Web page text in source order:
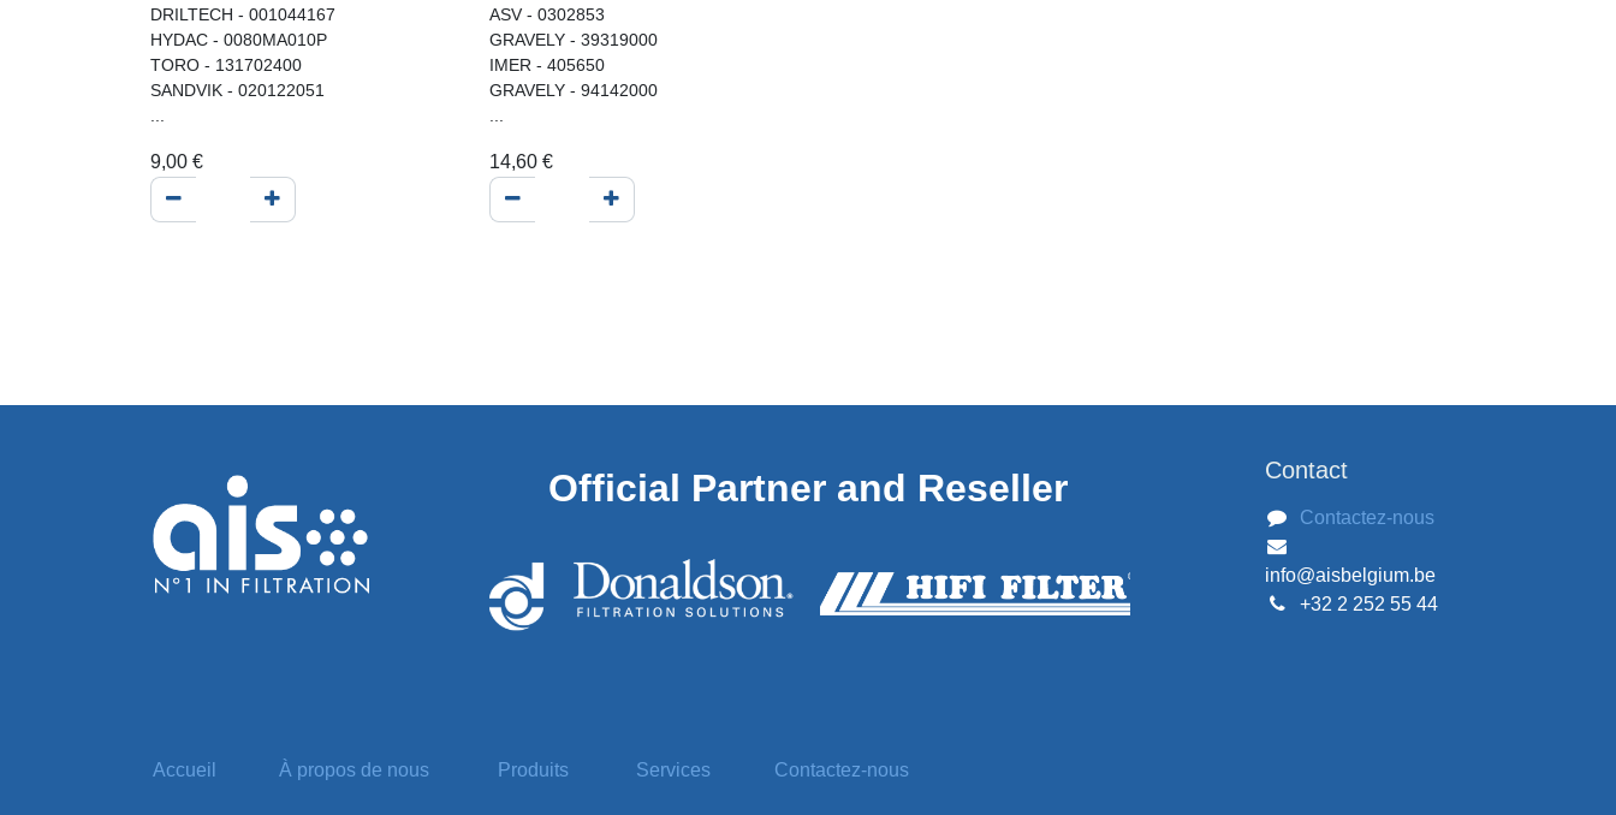
DRILTECH - 001044167
HYDAC - 0080MA010P
TORO - 131702400
SANDVIK - 020122051
9,00 €
ASV - 0302853
GRAVELY - 39319000
IMER - 405650
GRAVELY - 94142000
14,60€
Contact
Contactez-nous
info@aisbelgium.be
+32 2 252 55 44
Official Partner and Reseller
Accueil À propos de nous Produits Services Contactez-nous